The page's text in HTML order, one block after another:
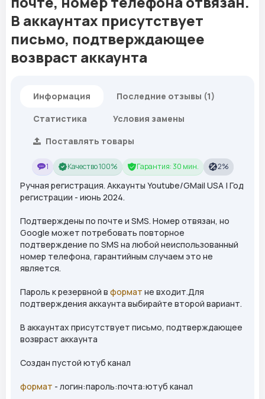
В аккаунтах присутствует
письмо, подтверждающее
возвраст аккаунта
Информация
Последние отзывы (1)
Статистика
Условия замены
Поставлять товары
1 Качество 100% Гарантия: 30 мин. 2%
Ручная регистрация. Аккаунты Youtube/GMail USA | Год
регистрации - июнь 2024.
Подтверждены по почте и SMS. Номер отвязан, но
Google может потребовать повторное
подтверждение по SMS на любой неиспользованный
номер телефона, гарантийным случаем это не
является.
Пароль к резервной в формат не входит.Для
подтверждения аккаунта выбирайте второй вариант.
В аккаунтах присутствует письмо, подтверждающее
возвраст аккаунта
Создан пустой ютуб канал
формат - логин:пароль:почта:ютуб канал